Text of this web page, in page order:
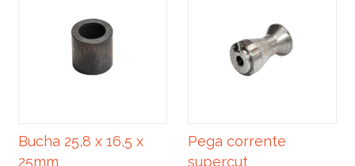
Bucha 25,8 x 16,5 x
25mm
Pega corrente
supercut